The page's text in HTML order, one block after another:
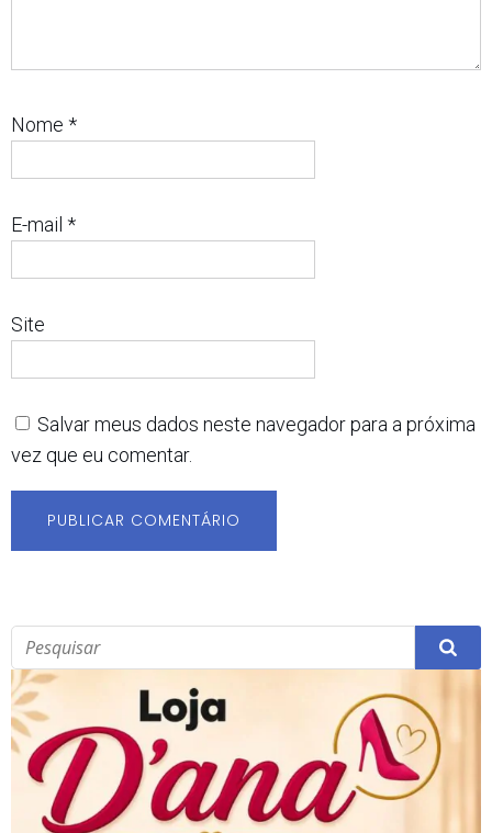
Nome *
E-mail *
Site
Salvar meus dados neste navegador para a próxima
vez que eu comentar.